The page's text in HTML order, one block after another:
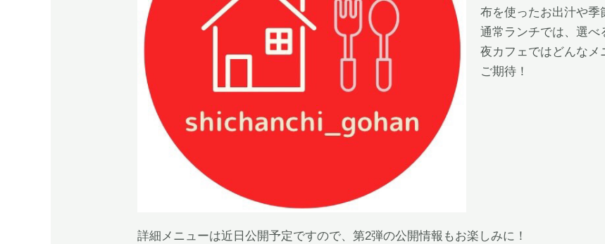
布を使ったお出汁や季
通常ランチでは、選べ
夜カフェではどんなメ
ご期待！
詳細メニューは近日公開予定ですので、第2弾の公開情報もお楽しみに！